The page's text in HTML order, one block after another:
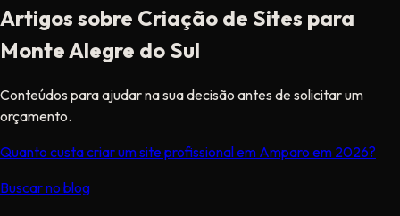
Artigos sobre Criação de Sites para
Monte Alegre do Sul
Conteúdos para ajudar na sua decisão antes de solicitar um
orçamento.
Quanto custa criar um site profissional em Amparo em 2026?
Buscar no blog